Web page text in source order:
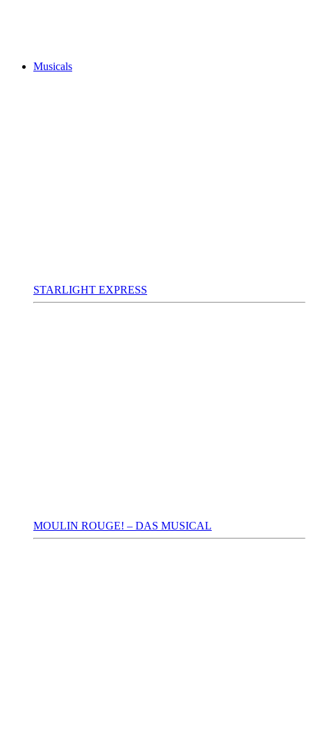
Musicals
STARLIGHT EXPRESS
MOULIN ROUGE! – DAS MUSICAL